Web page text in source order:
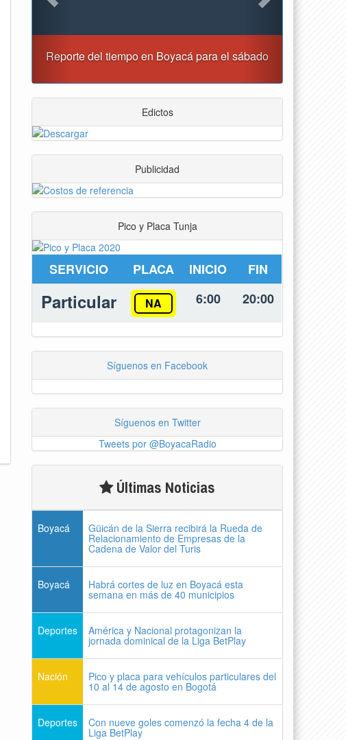
para el sábado
Alcaldía de Tunja y Gobernación de Boyacá
Moniquirá
Edictos
Publicidad
Pico y Placa Tunja
SERVICIO PLACA INICIO FIN
Particular NA 6:00 20:00
Síguenos en Facebook
Síguenos en Twitter
Tweets por @BoyacaRadio
Últimas Noticias
Boyacá Güicán de la Sierra recibirá la Rueda de
Relacionamiento de Empresas de la
Cadena de Valor del Turis
Boyacá Habrá cortes de luz en Boyacá esta
semana en más de 40 municipios
Deportes América y Nacional protagonizan la
jornada dominical de la Liga BetPlay
Nación Pico y placa para vehículos particulares del
10 al 14 de agosto en Bogotá
Deportes Con nueve goles comenzó la fecha 4 de la
Liga BetPlay